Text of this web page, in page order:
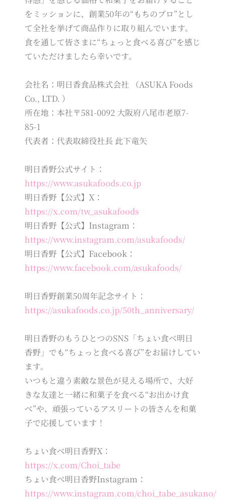
をミッションに、創業50年の“もちのプロ”とし
て全社を挙げて商品作りに取り組んでいます。
食を通して皆さまに“ちょっと食べる喜び”を感じ
ていただけましたら幸いです。
会社名：明日香食品株式会社 （ASUKA Foods
Co., LTD. ）
所在地：本社〒581-0092 大阪府八尾市老原7-
85-1
代表者：代表取締役社長 此下竜矢
明日香野公式サイト：
https://www.asukafoods.co.jp
明日香野【公式】X：
https://x.com/tw_asukafoods
明日香野【公式】Instagram：
https://www.instagram.com/asukafoods/
明日香野【公式】Facebook：
https://www.facebook.com/asukafoods/
明日香野創業50周年記念サイト：
https://asukafoods.co.jp/50th_anniversary/
明日香野のもうひとつのSNS「ちょい食べ明日
香野」でも“ちょっと食べる喜び”をお届けしてい
ます。
いつもと違う素敵な景色が見える場所で、大好
きな友達と一緒に和菓子を食べる“お出かけ食
べ”や、頑張っているアスリートの皆さんを和菓
子で応援しています！
ちょい食べ明日香野X：
https://x.com/Choi_tabe
ちょい食べ明日香野Instagram：
https://www.instagram.com/choi_tabe_asukano/